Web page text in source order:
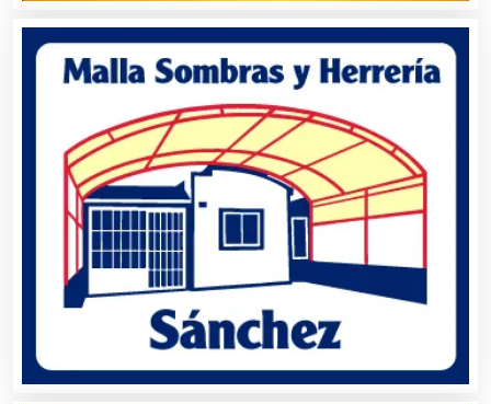
Balnearios
Bancos
Banquetes
Bares y Cantinas